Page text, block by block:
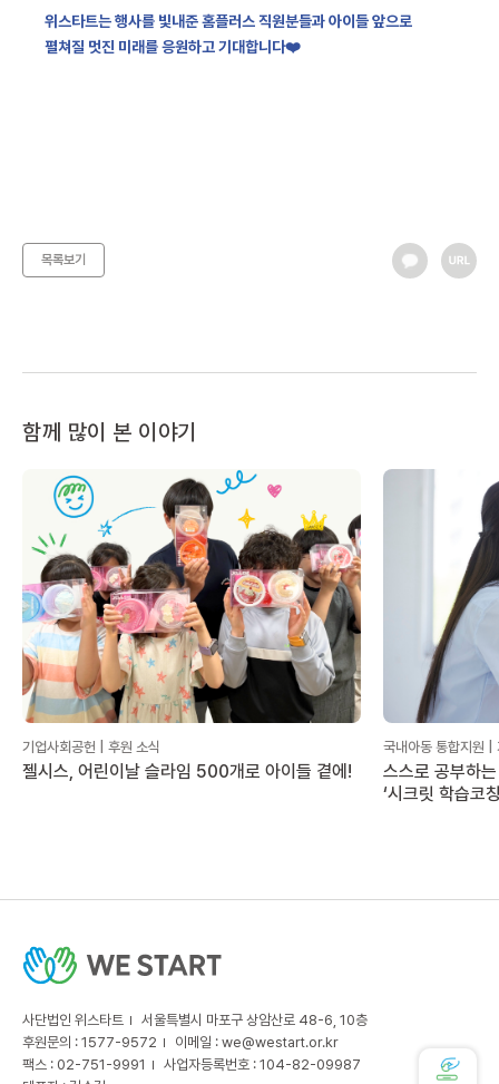
위스타트는 행사를 빛내준 홈플러스 직원분들과 아이들 앞으로
펼쳐질 멋진 미래를응원하고 기대합니다❤️
목록보기
함께 많이 본 이야기
기업사회공헌 | 후원 소식
젤시스, 어린이날 슬라임 500개로 아이들 곁에!
국내아동 통합지원 |
스스로 공부하
‘시크릿 학습코
사단법인 위스타트
서울특별시 마포구 상암산로 48-6, 10층
후원문의 : 1577-9572
이메일 : we@westart.or.kr
팩스 : 02-751-9991
사업자등록번호 : 104-82-09987